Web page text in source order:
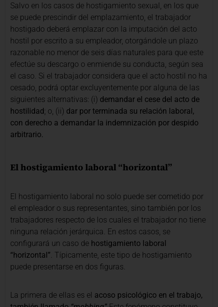
Salvo en los casos de hostigamiento sexual, en los que
se puede prescindir del emplazamiento, el trabajador
hostigado deberá emplazar con la imputación del acto
hostil por escrito a su empleador, otorgándole un plazo
razonable no menor de seis días naturales para que este
efectúe su descargo o enmiende su conducta, según sea
el caso. Si el trabajador considera que el acto hostil no ha
cesado, podrá optar excluyentemente por alguna de las
siguientes alternativas: (i) demandar el cese del acto de
hostilidad; o, (ii) dar por terminada su relación laboral,
con derecho a demandar la indemnización por despido
arbitrario.
El hostigamiento laboral “horizontal”
El hostigamiento laboral no solo puede ser cometido por
el empleador o sus representantes, sino también por los
trabajadores respecto de los cuales el trabajador no tiene
ninguna relación jerárquica. En estos casos, se
configurará un caso de hostigamiento laboral
“horizontal”. Típicamente, este tipo de hostigamiento
puede presentarse en dos figuras.
La primera de ellas es el acoso psicológico en el trabajo,